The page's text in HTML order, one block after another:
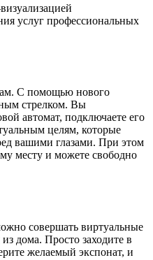
услуг профессиональных
С помощью нового
стрелком. Вы
автомат, подключаете его
целям, которые
вашими глазами. При этом
месту и можете свободно
совершать виртуальные
дома. Просто заходите в
желаемый экспонат, и